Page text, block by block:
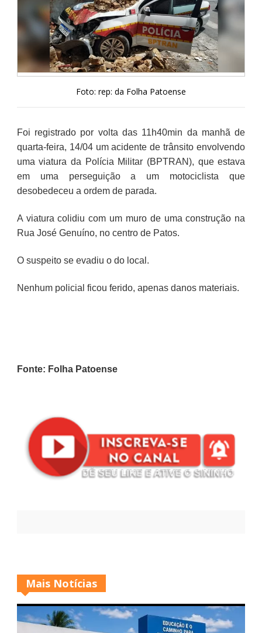
Foto: rep: da Folha Patoense
Foi registrado por volta das 11h40min da manhã de
quarta-feira, 14/04 um acidente de trânsito envolvendo
uma viatura da Polícia Militar (BPTRAN), que estava
em uma perseguição a um motociclista que
desobedeceu a ordem de parada.
A viatura colidiu com um muro de uma construção na
Rua José Genuíno, no centro de Patos.
O suspeito se evadiu o do local.
Nenhum policial ficou ferido, apenas danos materiais.
Fonte: Folha Patoense
Mais Notícias